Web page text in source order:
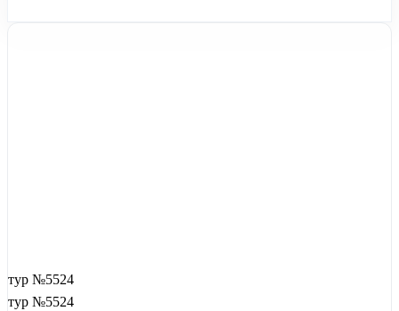
тур №5524
тур №5524